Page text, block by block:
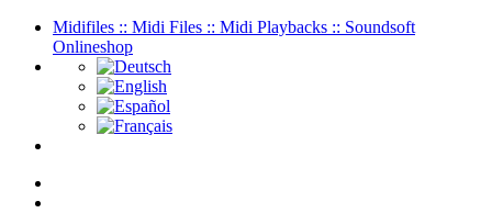
Midifiles :: Midi Files :: Midi Playbacks :: Soundsoft
Onlineshop